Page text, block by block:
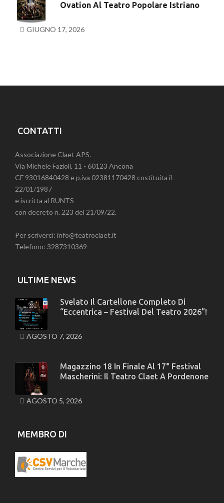
Ovation Al Teatro Popolare Istriano
GIUGNO 17, 2026
CONTATTI
Associazione Claet APS.
Via Michele Fazioli, 11 - 60123 Ancona
CF 93016840428 e p.iva 02381170428 costituita il
22/01/1987
e iscritta al RUNTS
con decreto n. 223 del 21/09/22.
Per scriverci: info@teatroclaet.it
Telefono: 3287310369
ULTIME NEWS
Svelato Il Cartellone Completo Di
“Eccentrica – Festival Del Teatro 2026”!
AGOSTO 7, 2026
Magazzino 18 In Finale Al 17° Festival
Mascherini: Il Teatro Claet A Pordenone
AGOSTO 5, 2026
MEMBRO DI